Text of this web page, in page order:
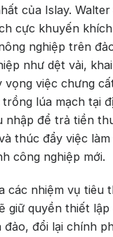
của Islay.
cực khuyến
nghiệp trên
như dệt vải,
vọng việc chưng
lúa mạch tại
nhập để trả tiền
thúc đẩy việc
công nghiệp mới.
các nhiệm vụ tiêu
giữ quyền thiết
đổi lại chính